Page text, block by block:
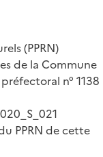
(PPRN)
de la Commune
n° 1138
PPRN de cette